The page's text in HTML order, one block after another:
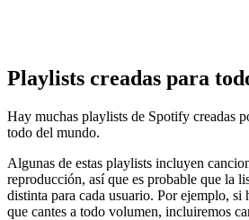
Playlists creadas para
Hay muchas playlists de Spotify creadas
todo del mundo.
Algunas de estas playlists incluyen
reproducción, así que es probable que la
distinta para cada usuario. Por ejemplo, si
que cantes a todo volumen, incluiremos